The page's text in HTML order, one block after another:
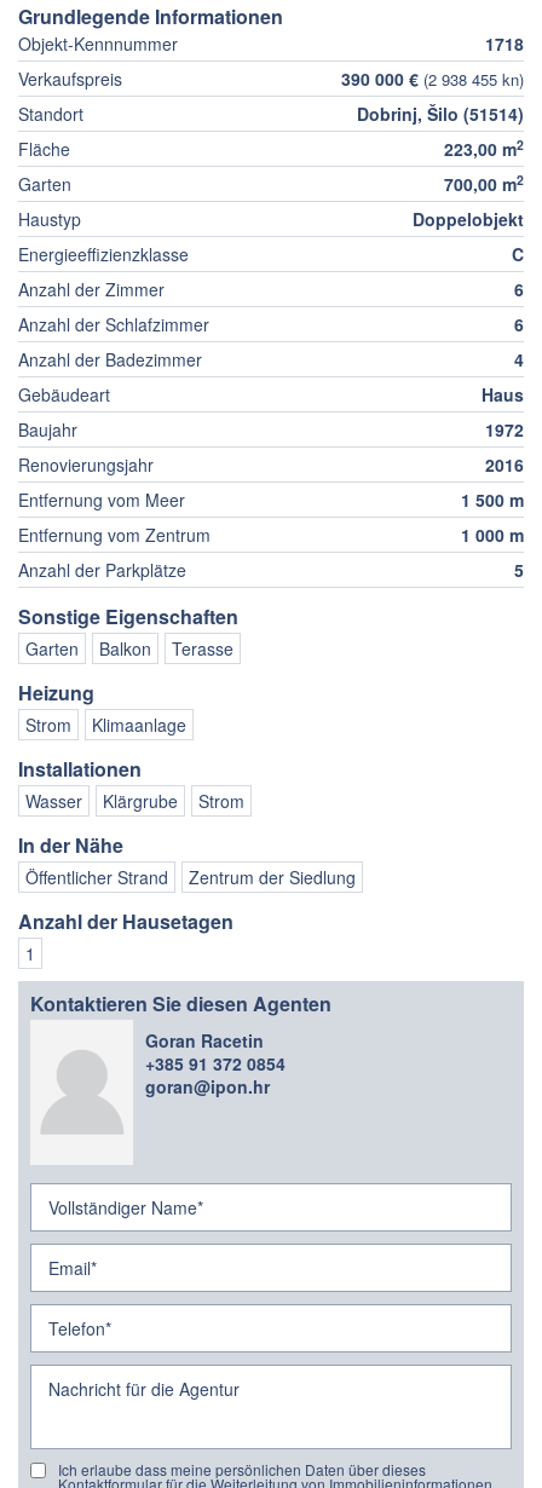
Grundlegende Informationen
Objekt-Kennnummer
1718
Verkaufspreis
390 000 € (2 938 455 kn)
Standort
Dobrinj, Šilo (51514)
Fläche
223,00 m2
Garten 700,00 m2
Haustyp
Doppelobjekt
Energieeffizienzklasse
C
Anzahl der Zimmer
6
Anzahl der Schlafzimmer
6
Anzahl der Badezimmer
4
Gebäudeart
Haus
Baujahr
1972
Renovierungsjahr
2016
Entfernung vom Meer
1 500 m
Entfernung vom Zentrum
1 000 m
Anzahl der Parkplätze
5
Sonstige Eigenschaften
Garten Balkon Terasse
Heizung
Strom Klimaanlage
Installationen
Wasser Klärgrube Strom
In der Nähe
Öffentlicher Strand Zentrum der Siedlung
Anzahl der Hausetagen
1
Kontaktieren Sie diesen Agenten
Goran Racetin
+385 91 372 0854
goran@ipon.hr
Ich erlaube dass meine persönlichen Daten über dieses